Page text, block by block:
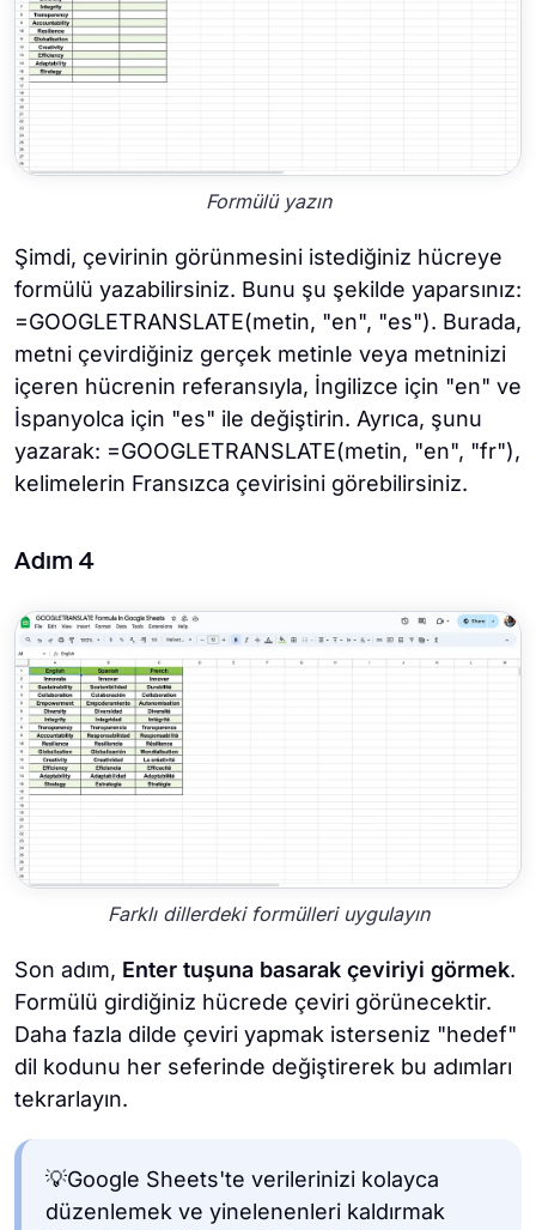
Formülü yazın
Şimdi, çevirinin görünmesini istediğiniz hücreye
formülü yazabilirsiniz. Bunu şu şekilde yaparsınız:
=GOOGLETRANSLATE(metin, "en", "es"). Burada,
metni çevirdiğiniz gerçek metinle veya metninizi
içeren hücrenin referansıyla, İngilizce için "en" ve
İspanyolca için "es" ile değiştirin. Ayrıca, şunu
yazarak: =GOOGLETRANSLATE(metin, "en", "fr"),
kelimelerin Fransızca çevirisini görebilirsiniz.
Adım 4
Farklı dillerdeki formülleri uygulayın
Son adım, Enter tuşuna basarak çeviriyi görmek.
Formülü girdiğiniz hücrede çeviri görünecektir.
Daha fazla dilde çeviri yapmak isterseniz "hedef"
dil kodunu her seferinde değiştirerek bu adımları
tekrarlayın.
💡Google Sheets'te verilerinizi kolayca
düzenlemek ve yinelenenleri kaldırmak